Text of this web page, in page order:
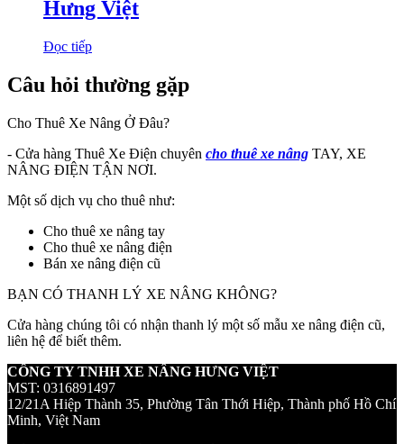
Hưng Việt
Đọc tiếp
Câu hỏi thường gặp
Cho Thuê Xe Nâng Ở Đâu?
- Cửa hàng Thuê Xe Điện chuyên cho thuê xe nâng TAY, XE
NÂNG ĐIỆN TẬN NƠI.
Một số dịch vụ cho thuê như:
Cho thuê xe nâng tay
Cho thuê xe nâng điện
Bán xe nâng điện cũ
BẠN CÓ THANH LÝ XE NÂNG KHÔNG?
Cửa hàng chúng tôi có nhận thanh lý một số mẫu xe nâng điện cũ,
liên hệ để biết thêm.
CÔNG TY TNHH XE NÂNG HƯNG VIỆT
MST: 0316891497
12/21A Hiệp Thành 35, Phường Tân Thới Hiệp, Thành phố Hồ Chí
Minh, Việt Nam